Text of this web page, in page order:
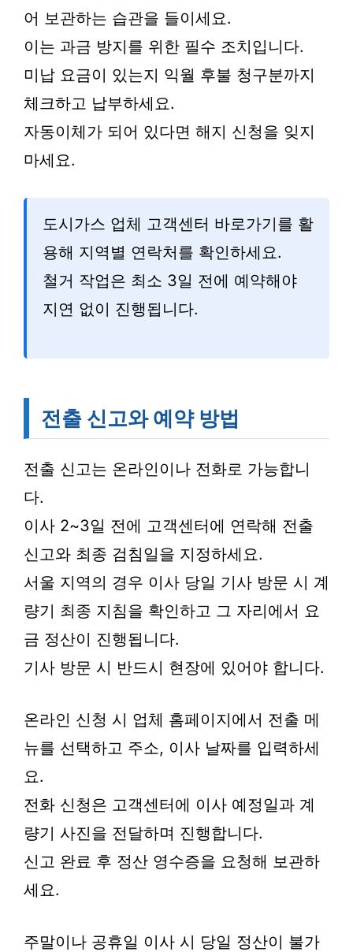
어 보관하는 습관을 들이세요.
이는 과금 방지를 위한 필수 조치입니다.
미납 요금이 있는지 익월 후불 청구분까지
체크하고 납부하세요.
자동이체가 되어 있다면 해지 신청을 잊지
마세요.
도시가스 업체 고객센터 바로가기를 활
용해 지역별 연락처를 확인하세요.
철거 작업은 최소 3일 전에 예약해야
지연 없이 진행됩니다.
전출 신고와 예약 방법
전출 신고는 온라인이나 전화로 가능합니
다.
이사 2~3일 전에 고객센터에 연락해 전출
신고와 최종 검침일을 지정하세요.
서울 지역의 경우 이사 당일 기사 방문 시 계
량기 최종 지침을 확인하고 그 자리에서 요
금 정산이 진행됩니다.
기사 방문 시 반드시 현장에 있어야 합니다.
온라인 신청 시 업체 홈페이지에서 전출 메
뉴를 선택하고 주소, 이사 날짜를 입력하세
요.
전화 신청은 고객센터에 이사 예정일과 계
량기 사진을 전달하며 진행합니다.
신고 완료 후 정산 영수증을 요청해 보관하
세요.
주말이나 공휴일 이사 시 당일 정산이 불가